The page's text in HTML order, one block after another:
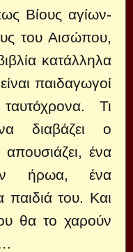
Βίους αγίων-
του Αισώπου,
κατάλληλα
παιδαγωγοί
Τι
διαβάζει ο
ένα
ήρωα, ένα
του. Και
θα το χαρούν